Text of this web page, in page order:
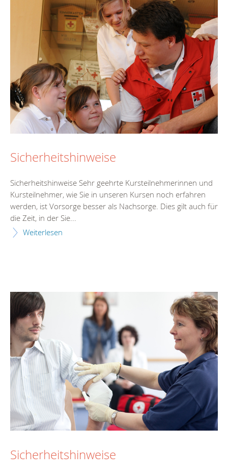
Sicherheitshinweise
Sicherheitshinweise Sehr geehrte Kursteilnehmerinnen und
Kursteilnehmer, wie Sie in unseren Kursen noch erfahren
werden, ist Vorsorge besser als Nachsorge. Dies gilt auch für
die Zeit, in der Sie...
Weiterlesen
Sicherheitshinweise